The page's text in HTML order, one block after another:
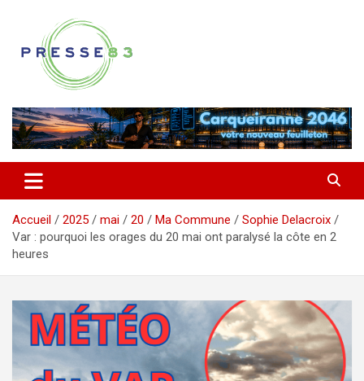
contenu
Presse 83
Accueil 2025 mai 20 Ma Commune
Sophie Delacroix
Var : pourquoi les orages du 20 mai ont paralysé la côte en 2
heures